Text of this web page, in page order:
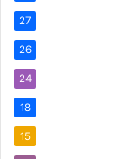
27
26
24
18
15